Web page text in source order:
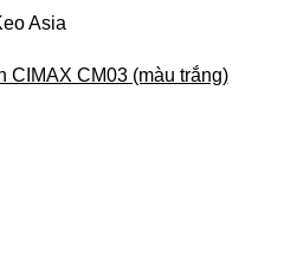
Asia
CIMAX CM03 (màu trắng)